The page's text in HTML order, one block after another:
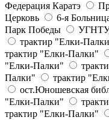
Федерация Каратэ
Церковь
6-я
Парк Победы
трактир "Елки-
трактир "Елки-Палки"
"Елки-Палки"
Палки"
трактир
ост.Юношевская
"Елки-Палки"
трактир "Елки-Палки"